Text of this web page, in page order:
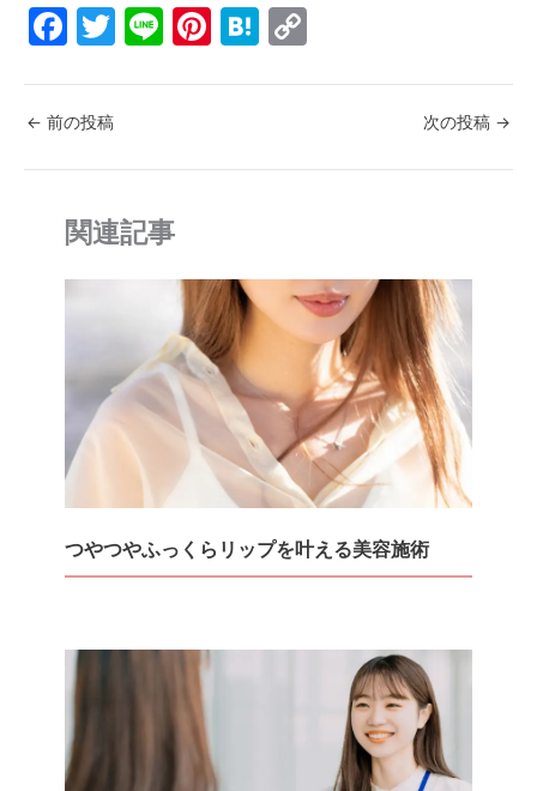
F
c
e
b
o
o
k
T
Li Pi
st
H
a Li
← 前の投稿 次の投稿 →
関連記事
つやつやふっくらリップを叶える美容施術